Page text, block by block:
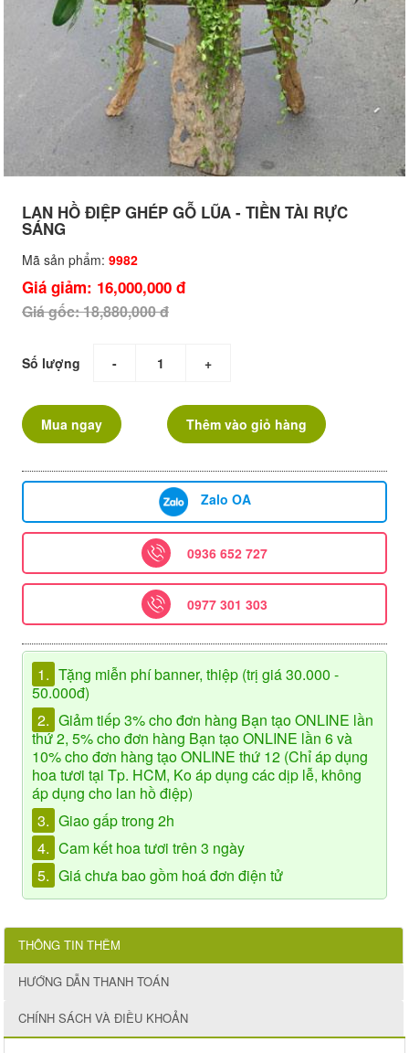
LAN HỒ ĐIỆP GHÉP GỖ LŨA - TIỀN TÀI RỰC
SÁNG
Mã sản phẩm: 9982
Giá giảm: 16,000,000 đ
Giá gốc: 18,880,000 đ
Số lượng - +
Mua ngay Thêm vào giỏ hàng
Zalo OA
0936 652 727
0977 301 303
1. Tặng miễn phí banner, thiệp (trị giá 30.000 -
50.000đ)
2. Giảm tiếp 3% cho đơn hàng Bạn tạo ONLINE lần
thứ 2, 5% cho đơn hàng Bạn tạo ONLINE lần 6 và
10% cho đơn hàng tạo ONLINE thứ 12 (Chỉ áp dụng
hoa tươi tại Tp. HCM, Ko áp dụng các dịp lễ, không
áp dụng cho lan hồ điệp)
3. Giao gấp trong 2h
4. Cam kết hoa tươi trên 3 ngày
5. Giá chưa bao gồm hoá đơn điện tử
THÔNG TIN THÊM
HƯỚNG DẪN THANH TOÁN
CHÍNH SÁCH VÀ ĐIỀU KHOẢN